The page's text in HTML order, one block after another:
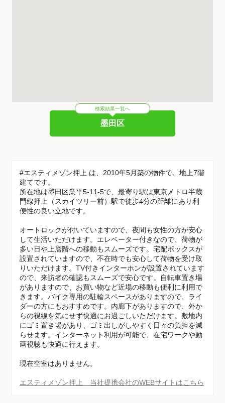
検索結果一覧へ
墨田区
#エスティメゾン押上 は、2010年5月築の物件で、地上7階
建てです。
所在地は墨田区業平5-11-5で、最寄り駅は東京メトロ半蔵
門線押上（スカイツリー前）駅で徒歩4分の距離にあり利
便性の良い立地です。
オートロックが付いていますので、夜間も女性の方が安心
して生活いただけます。エレベーター付きなので、荷物が
多い日や上層階への移動もスムーズです。宅配ボックスが
設置されていますので、不在時でも安心して荷物を受け取
りいただけます。TV付きインターホンが設置されています
ので、来訪者の確認もスムーズで安心です。自転車置き場
がありますので、お買い物など近場の移動も便利に利用で
きます。バイク専用の駐輪スペースがありますので、ライ
ダーの方にもおすすめです。内廊下がありますので、外か
らの視線を気にせず快適にお過ごしいただけます。敷地内
にゴミ置き場があり、ゴミ出しがしやすく日々の負担を減
らせます。インターネット利用が可能で、在宅ワークや動
画視聴も快適に行えます。
現在空室はありません。
エスティメゾン押上 当社提携会社のWEBサイトはこちら